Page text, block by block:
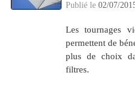
Publié le 02/07/
Les tournages
permettent de
plus de choix
filtres.